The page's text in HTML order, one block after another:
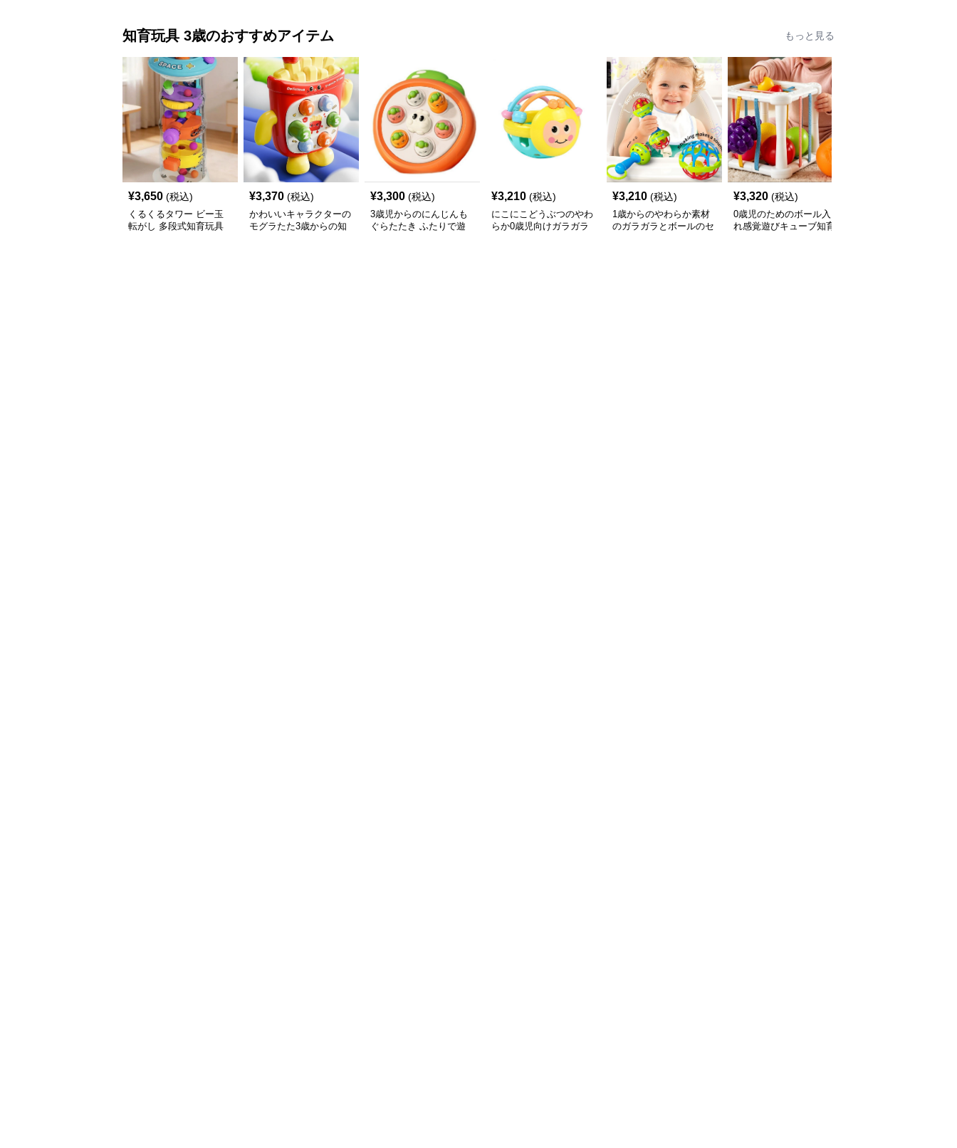
知育玩具 3歳のおすすめアイテム もっと見る
¥3,650 (税込)
くるくるタワー ビー玉
転がし 多段式知育玩具
¥3,370 (税込)
かわいいキャラクターの
モグラたた3歳からの知
¥3,300 (税込)
3歳児からのにんじんも
ぐらたたき ふたりで遊
¥3,210 (税込)
にこにこどうぶつのやわ
らか0歳児向けガラガラ
¥3,210 (税込)
1歳からのやわらか素材
のガラガラとボールのセ
¥3,320 (税込)
0歳児のためのボール入
れ感覚遊びキューブ知育